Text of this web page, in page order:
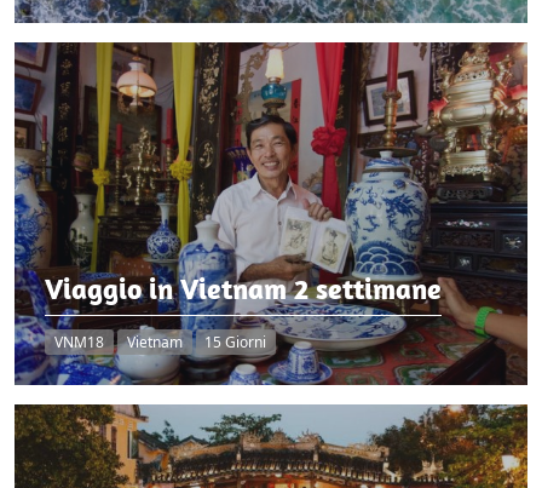
Viaggio in Vietnam 2 settimane
VNM18 Vietnam 15 Giorni